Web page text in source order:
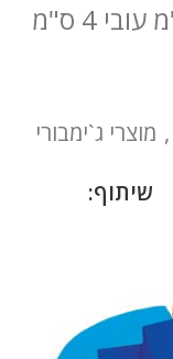
, מוצרי ג`ימבורי
שיתוף: